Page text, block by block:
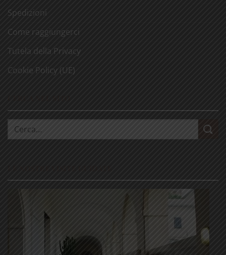
Spedizioni
Come raggiungerci
Tutela della Privacy
Cookie Policy (UE)
Cerca: